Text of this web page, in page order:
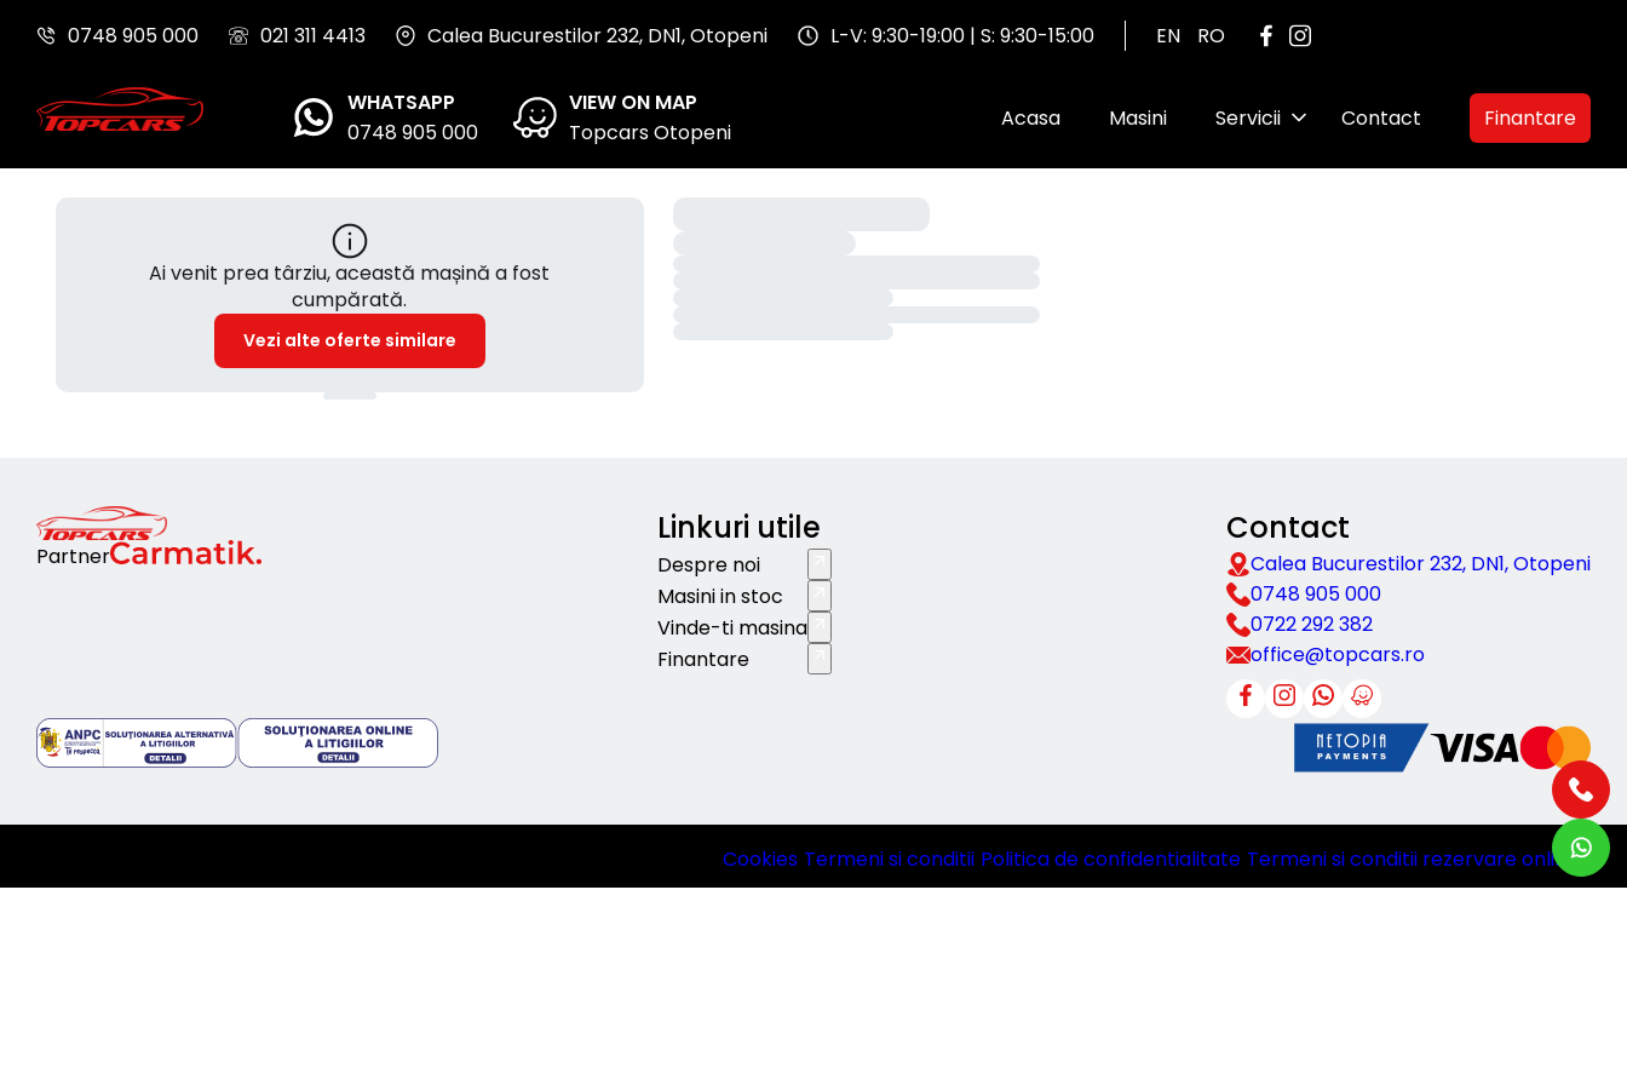
0748 905 000 021 311 4413 Calea Bucurestilor 232, DN1, Otopeni L-V: 9:30-19:00 | S: 9:30-15:00 EN RO
WHATSAPP
0748 905 000
VIEW ON MAP
Topcars Otopeni
Acasa Masini Servicii Contact Finantare
Ai venit prea târziu, această mașină a fost
cumpărată.
Vezi alte oferte similare
Partner
Linkuri utile
Despre noi
Masini in stoc
Vinde-ti masina
Finantare
Contact
Calea Bucurestilor 232, DN1, Otopeni
0748 905 000
0722 292 382
office@topcars.ro
Cookies Termeni si conditii Politica de confidentialitate Termeni si conditii rezervare online